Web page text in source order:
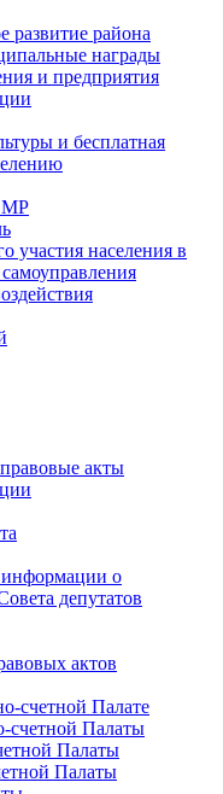
развитие района
награды
и предприятия
и бесплатная
МР
участия населения в
акты
информации о
депутатов
актов
счетной Палате
счетной Палаты
Палаты
Палаты